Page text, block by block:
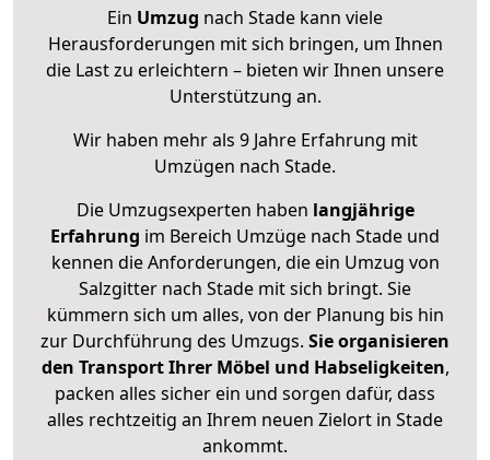
Ein Umzug nach Stade kann viele
Herausforderungen mit sich bringen, um Ihnen
die Last zu erleichtern – bieten wir Ihnen unsere
Unterstützung an.
Wir haben mehr als 9 Jahre Erfahrung mit
Umzügen nach Stade.
Die Umzugsexperten haben langjährige
Erfahrung im Bereich Umzüge nach Stade und
kennen die Anforderungen, die ein Umzug von
Salzgitter nach Stade mit sich bringt. Sie
kümmern sich um alles, von der Planung bis hin
zur Durchführung des Umzugs. Sie organisieren
den Transport Ihrer Möbel und Habseligkeiten,
packen alles sicher ein und sorgen dafür, dass
alles rechtzeitig an Ihrem neuen Zielort in Stade
ankommt.